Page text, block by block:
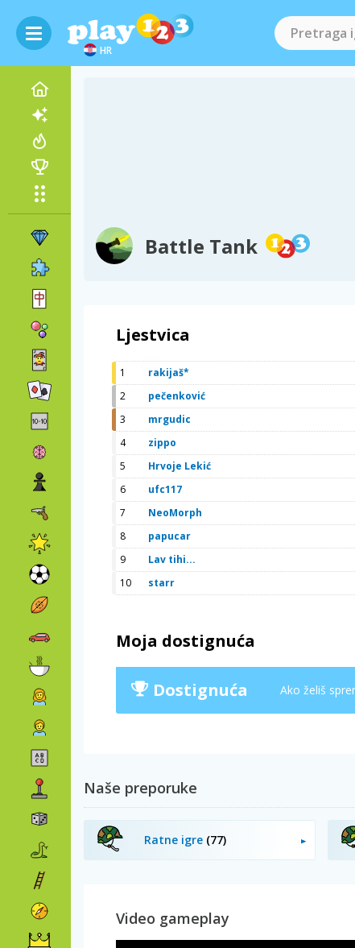
HR
Battle Tank
Ljestvica
1 rakijaš*
2
pečenković
3
mrgudic
4
zippo
5
Hrvoje Lekić
6
ufc117
7
NeoMorph
8
papucar
9
Lav tihi...
10
starr
Moja dostignuća
Dostignuća Ako želiš
Naše preporuke
Ratne igre (77)
Video gameplay